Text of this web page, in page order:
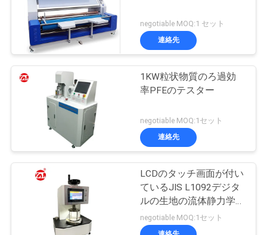
negotiable MOQ:1 セット
連絡先
1KW粒状物質のろ過効
率PFEのテスター
negotiable MOQ:1セット
連絡先
LCDのタッチ画面が付い
ているJIS L1092デジタ
ルの生地の流体静力学頭
部のテスター
negotiable MOQ:1セット